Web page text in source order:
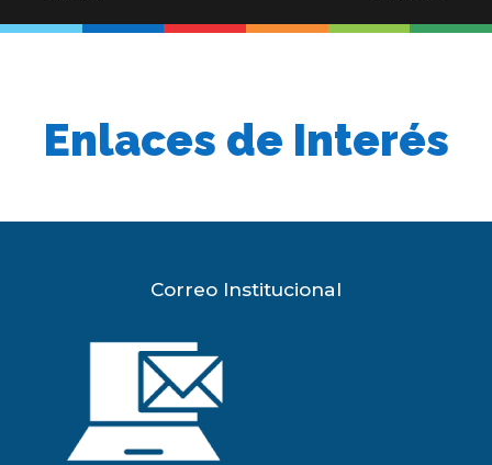
Enlaces de Interés
Correo Institucional